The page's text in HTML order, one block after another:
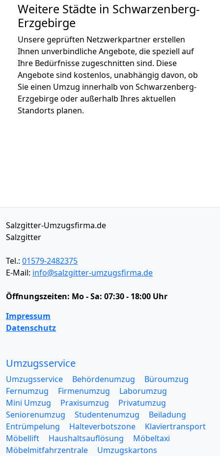
Weitere Städte in Schwarzenberg-
Erzgebirge
Unsere geprüften Netzwerkpartner erstellen
Ihnen unverbindliche Angebote, die speziell auf
Ihre Bedürfnisse zugeschnitten sind. Diese
Angebote sind kostenlos, unabhängig davon, ob
Sie einen Umzug innerhalb von Schwarzenberg-
Erzgebirge oder außerhalb Ihres aktuellen
Standorts planen.
Salzgitter-Umzugsfirma.de
Salzgitter
Tel.: 01579-2482375
E-Mail: info@salzgitter-umzugsfirma.de
Öffnungszeiten: Mo - Sa: 07:30 - 18:00 Uhr
Impressum
Datenschutz
Umzugsservice
Umzugsservice Behördenumzug
Büroumzug
Fernumzug
Firmenumzug
Laborumzug
Mini Umzug
Praxisumzug
Privatumzug
Seniorenumzug
Studentenumzug
Beiladung
Entrümpelung
Halteverbotszone
Klaviertransport
Möbellift
Haushaltsauflösung
Möbeltaxi
Möbelmitfahrzentrale
Umzugskartons